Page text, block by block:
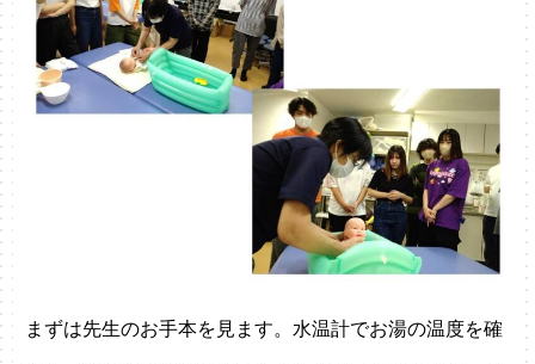
まずは先生のお手本を見ます。水温計でお湯の温度を確